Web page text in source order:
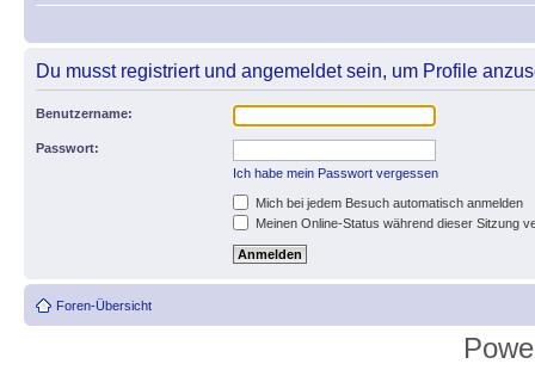
Du musst registriert und angemeldet sein, um Profile
Benutzername:
Passwort:
Ich habe mein Passwort vergessen
Mich bei jedem Besuch automatisch anmelden
Meinen Online-Status während dieser Sitzung
Foren-Übersicht